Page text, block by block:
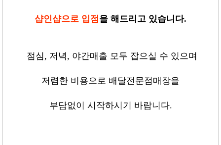
샵인샵으로 입점 을 해드리고 있습니다.
점심, 저녁, 야간매출 모두 잡으실 수 있으며
저렴한 비용으로 배달전문점매장을
부담없이 시작하시기 바랍니다.